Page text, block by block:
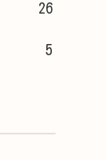
26
5